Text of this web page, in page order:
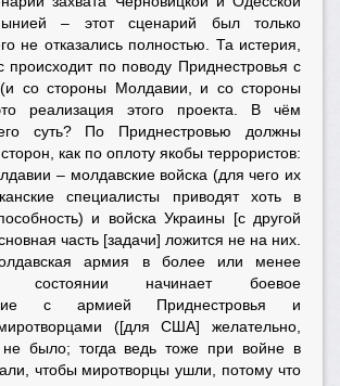
– этот сценарий был только
не отказались полностью. Та истерия,
происходит по поводу Приднестровья с
со стороны Молдавии, и со стороны
реализация этого проекта. В чём
суть? По Приднестровью должны
как по оплоту якобы террористов:
– молдавские войска (для чего их
специалисты приводят хоть в
и войска Украины [с другой
часть [задачи] ложится не на них.
армия в более или менее
состоянии начинает боевое
с армией Приднестровья и
([для США] желательно,
было; тогда ведь тоже при войне в
чтобы миротворцы ушли, потому что